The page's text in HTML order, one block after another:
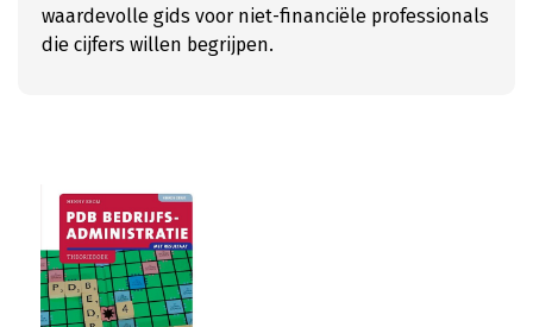
waardevolle gids voor niet-financiële professionals
die cijfers willen begrijpen.